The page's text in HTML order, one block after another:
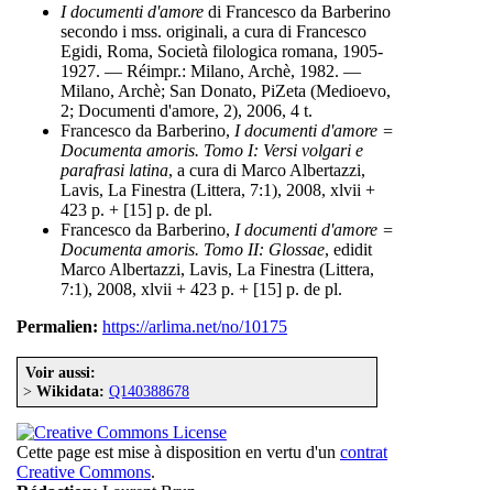
I documenti d'amore di Francesco da Barberino
secondo i mss. originali, a cura di Francesco
Egidi, Roma, Società filologica romana, 1905-
1927. — Réimpr.: Milano, Archè, 1982. —
Milano, Archè; San Donato, PiZeta (Medioevo,
2; Documenti d'amore, 2), 2006, 4 t.
Francesco da Barberino, I documenti d'amore =
Documenta amoris. Tomo I: Versi volgari e
parafrasi latina, a cura di Marco Albertazzi,
Lavis, La Finestra (Littera, 7:1), 2008, xlvii +
423 p. + [15] p. de pl.
Francesco da Barberino, I documenti d'amore =
Documenta amoris. Tomo II: Glossae, edidit
Marco Albertazzi, Lavis, La Finestra (Littera,
7:1), 2008, xlvii + 423 p. + [15] p. de pl.
Permalien: https://arlima.net/no/10175
Voir aussi:
> Wikidata: Q140388678
Cette page est mise à disposition en vertu d'un contrat
Creative Commons.